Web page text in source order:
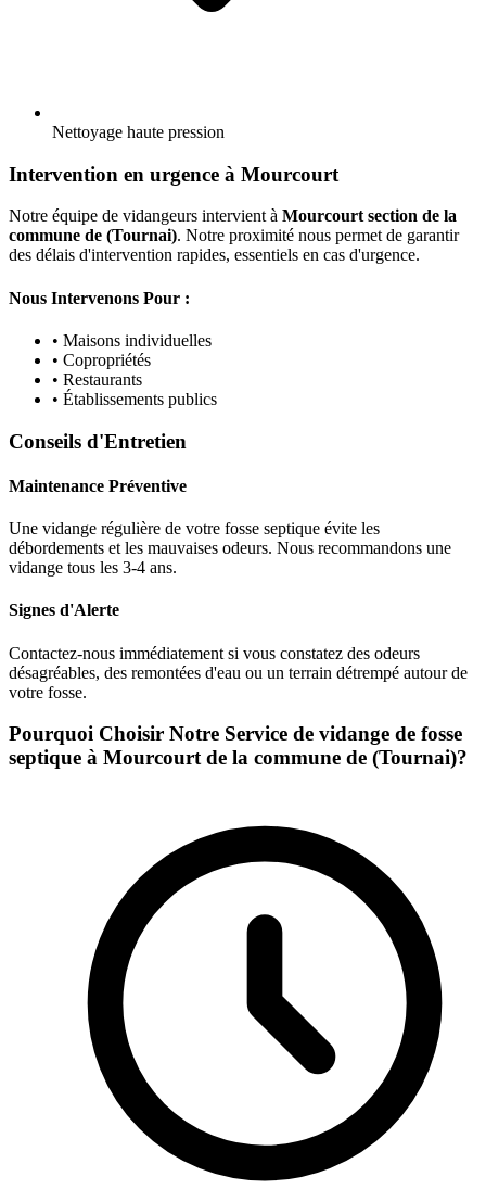
Nettoyage haute pression
Intervention en urgence à Mourcourt
Notre équipe de vidangeurs intervient à Mourcourt section de la
commune de (Tournai). Notre proximité nous permet de garantir
des délais d'intervention rapides, essentiels en cas d'urgence.
Nous Intervenons Pour :
• Maisons individuelles
• Copropriétés
• Restaurants
• Établissements publics
Conseils d'Entretien
Maintenance Préventive
Une vidange régulière de votre fosse septique évite les
débordements et les mauvaises odeurs. Nous recommandons une
vidange tous les 3-4 ans.
Signes d'Alerte
Contactez-nous immédiatement si vous constatez des odeurs
désagréables, des remontées d'eau ou un terrain détrempé autour de
votre fosse.
Pourquoi Choisir Notre Service de vidange de fosse
septique à Mourcourt de la commune de (Tournai)?